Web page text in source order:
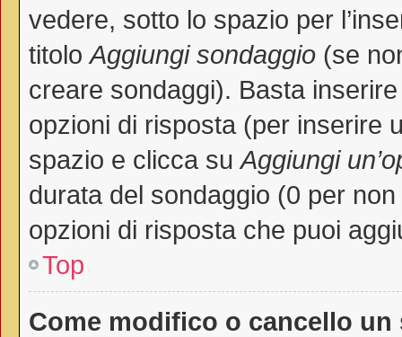
vedere, sotto lo spazio per
titoloAggiungi sondaggio (se
creare sondaggi). Basta
opzioni di risposta (per inserire
spazio e clicca suAggiungi
durata del sondaggio (0 per
opzioni di risposta che puoi
Top
Come modifico o cancello